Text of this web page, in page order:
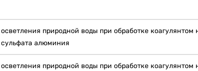
природной воды при обработке коагулянтом
сульфата алюминия
природной воды при обработке коагулянтом